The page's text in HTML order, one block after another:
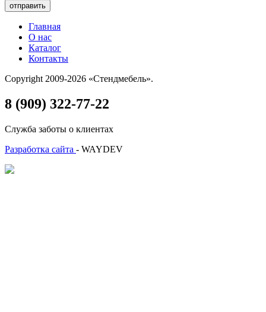
отправить
Главная
О нас
Каталог
Контакты
Copyright 2009-2026 «Стендмебель».
8 (909) 322-77-22
Служба заботы о клиентах
Разработка сайта - WAYDEV